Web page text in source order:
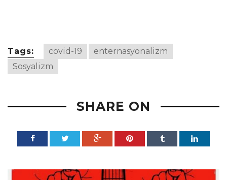
Tags: covid-19
enternasyonalizm
Sosyalizm
SHARE ON